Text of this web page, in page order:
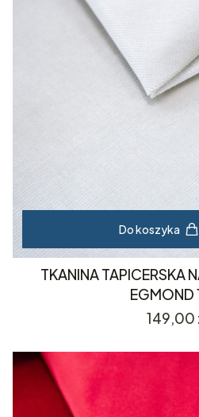
Do koszyka
TKANINA TAPICERSKA
EGMOND
Cena
149,00